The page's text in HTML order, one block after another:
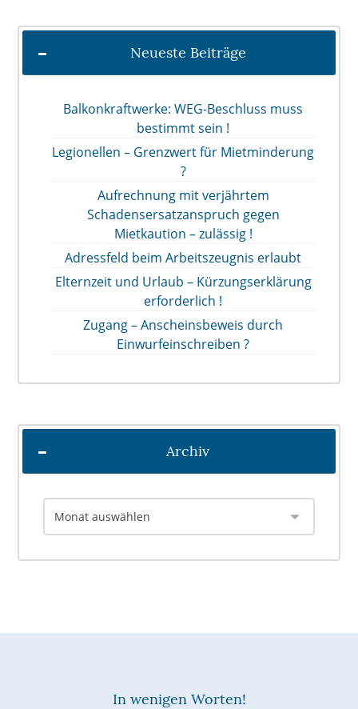
Neueste Beiträge
Balkonkraftwerke: WEG-Beschluss muss
bestimmt sein !
Legionellen – Grenzwert für Mietminderung
?
Aufrechnung mit verjährtem
Schadensersatzanspruch gegen
Mietkaution – zulässig !
Adressfeld beim Arbeitszeugnis erlaubt
Elternzeit und Urlaub – Kürzungserklärung
erforderlich !
Zugang – Anscheinsbeweis durch
Einwurfeinschreiben ?
Archiv
In wenigen Worten!